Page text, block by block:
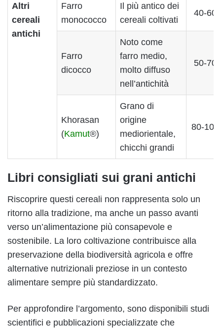
Altri
cereali
antichi
Farro
monococco
Il più antico dei
cereali coltivati
40-60
Farro
dicocco
Noto come
farro medio,
molto diffuso
nell’antichità
50-70
Khorasan
(Kamut®)
Grano di
origine
mediorientale,
chicchi grandi
80-100
Libri consigliati sui grani antichi
Riscoprire questi cereali non rappresenta solo un
ritorno alla tradizione, ma anche un passo avanti
verso un’alimentazione più consapevole e
sostenibile. La loro coltivazione contribuisce alla
preservazione della biodiversità agricola e offre
alternative nutrizionali preziose in un contesto
alimentare sempre più standardizzato.
Per approfondire l’argomento, sono disponibili studi
scientifici e pubblicazioni specializzate che